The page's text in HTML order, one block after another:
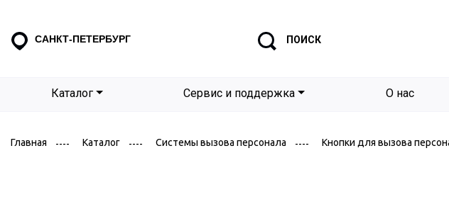
САНКТ-ПЕТЕРБУРГ ПОИСК
Каталог Сервис и поддержка О нас
Главная Каталог Системы вызова персонала Кнопки для вызова